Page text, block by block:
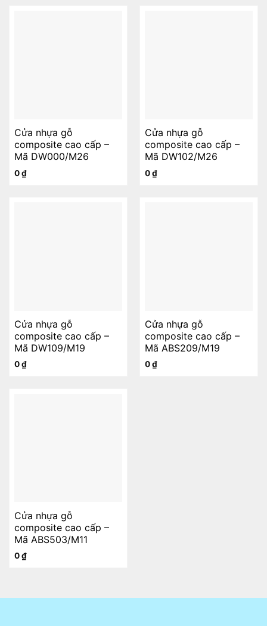
Cửa nhựa gỗ
composite cao cấp –
Mã DW000/M26
0₫
Cửa nhựa gỗ
composite cao cấp –
Mã DW102/M26
0₫
Cửa nhựa gỗ
composite cao cấp –
Mã DW109/M19
0₫
Cửa nhựa gỗ
composite cao cấp –
Mã ABS209/M19
0₫
Cửa nhựa gỗ
composite cao cấp –
Mã ABS503/M11
0₫